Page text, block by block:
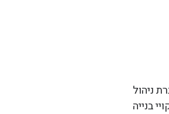
ניהול
בנייה